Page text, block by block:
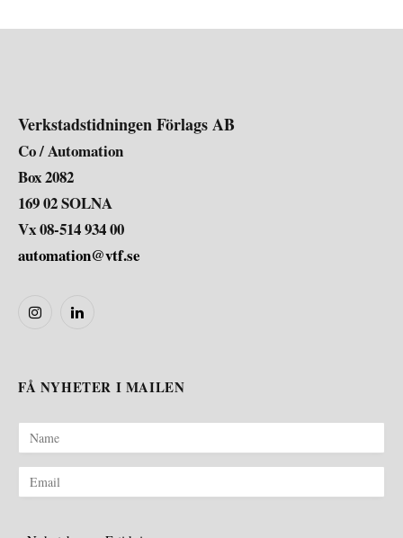
Verkstadstidningen Förlags AB
Co / Automation
Box 2082
169 02 SOLNA
Vx 08-514 934 00
automation@vtf.se
InstagramLinkedIn
FÅ NYHETER I MAILEN